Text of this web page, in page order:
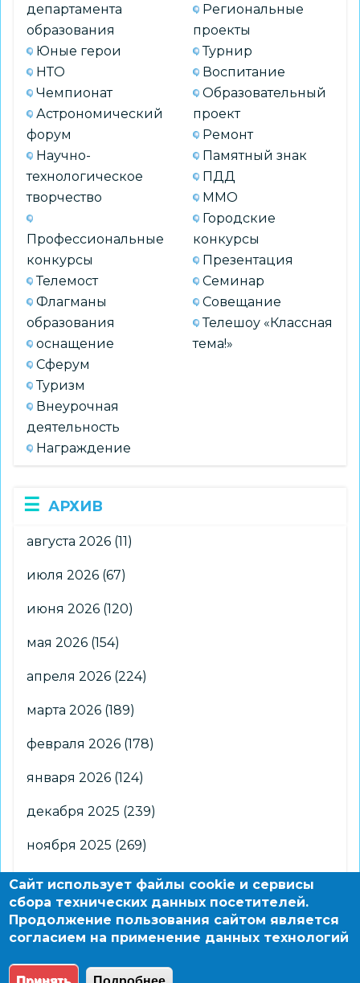
департамента
образования
Юные герои
НТО
Чемпионат
Астрономический
форум
Научно-
технологическое
творчество
Профессиональные
конкурсы
Телемост
Флагманы
образования
оснащение
Сферум
Туризм
Внеурочная
деятельность
Награждение
Региональные
проекты
Турнир
Воспитание
Образовательный
проект
Ремонт
Памятный знак
ПДД
ММО
Городские
конкурсы
Презентация
Семинар
Совещание
Телешоу «Классная
тема!»
АРХИВ
августа 2026 (11)
июля 2026 (67)
июня 2026 (120)
мая 2026 (154)
апреля 2026 (224)
марта 2026 (189)
февраля 2026 (178)
января 2026 (124)
декабря 2025 (239)
ноября 2025 (269)
октября 2025(266)
сентября 2025 (176)
августа 2025 (2)
Сайт использует файлы cookie и сервисы
сбора технических данных посетителей.
Продолжение пользования сайтом является
согласием на применение данных технологий